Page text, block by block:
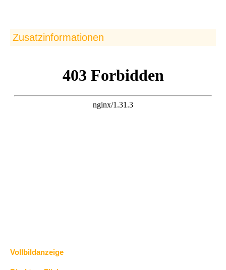
Zusatzinformationen
Vollbildanzeige